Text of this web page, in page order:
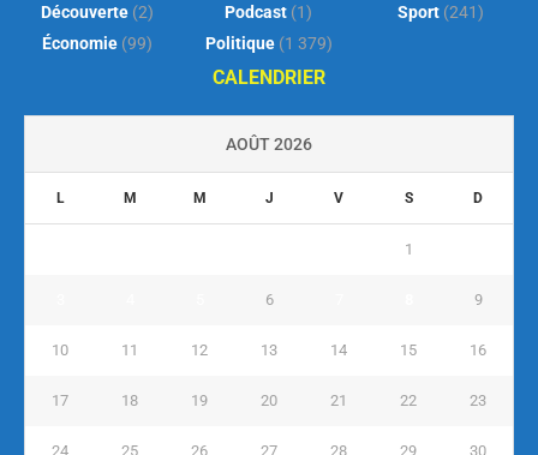
Découverte (2)
Économie (99)
Podcast (1)
Politique(1 379)
Sport(241)
CALENDRIER
AOÛT 2026
L M M J V S D
1
6 9
10 11 12 13 14 15 16
17 18 19 20 21 22 23
24 25 26 27 28 29 30